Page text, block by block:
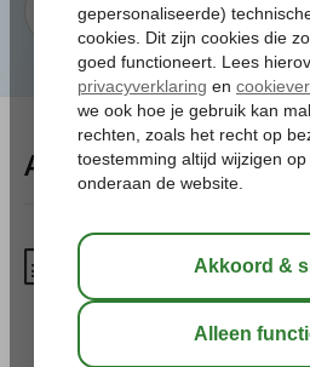
Artikelen
Kan ik een stoel
voor mijn
Vlieg je met Corendon,